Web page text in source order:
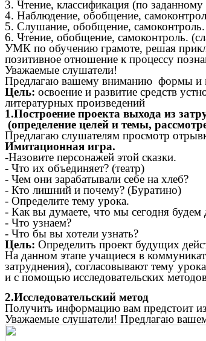
3. Чтение, классификация (по
4. Наблюдение, обобщение,
5. Слушание, обобщение, самоконтроль.
6. Чтение, обобщение, самоконтроль.
УМК по обучению грамоте, решая
позитивное отношение к процессу
Уважаемые слушатели!
Предлагаю вашему вниманию формы и
Цель: освоение и развитие средств
литературных произведений
1.Построение проекта выхода из
(определение целей и темы,
Предлагаю слушателям просмотр
Имитационная игра.
-Назовите персонажей этой сказки.
- Что их объединяет? (театр)
- Чем они зарабатывали себе на хлеб?
- Кто лишний и почему? (Буратино)
- Определите тему урока.
- Как вы думаете, что мы сегодня будем
- Что узнаем?
- Что бы вы хотели узнать?
Цель: Определить проект будущих
На данном этапе учащиеся в
затруднения), согласовывают тему
и с помощью исследовательских
2.Исследовательский метод
Получить информацию вам предстоит
Уважаемые слушатели! Предлагаю